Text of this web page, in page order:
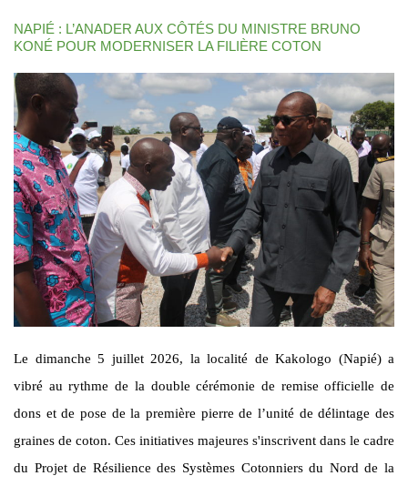
NAPIÉ : L’ANADER AUX CÔTÉS DU MINISTRE BRUNO
KONÉ POUR MODERNISER LA FILIÈRE COTON
Le dimanche 5 juillet 2026, la localité de Kakologo (Napié) a
vibré au rythme de la double cérémonie de remise officielle de
dons et de pose de la première pierre de l’unité de délintage des
graines de coton. Ces initiatives majeures s'inscrivent dans le cadre
du Projet de Résilience des Systèmes Cotonniers du Nord de la